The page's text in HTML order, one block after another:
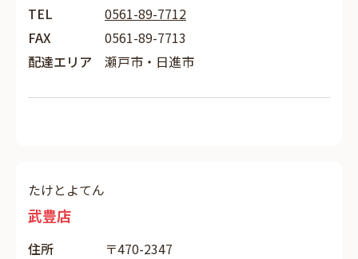
TEL
0561-89-7712
FAX
0561-89-7713
配達エリア
瀬戸市・日進市
たけとよてん
武豊店
住所
〒470-2347